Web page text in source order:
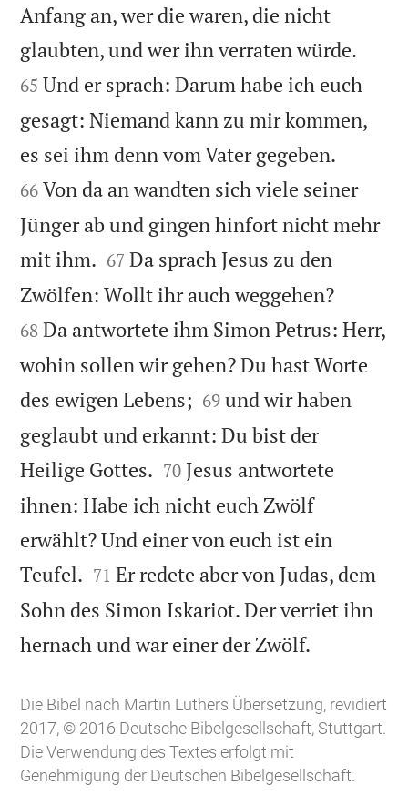
Anfang an, wer die waren, die nicht
glaubten, und wer ihn verraten würde.
65 Und er sprach: Darum habe ich euch
gesagt: Niemand kann zu mir kommen,
es sei ihm denn vom Vater gegeben.
66 Von da an wandten sich viele seiner
Jünger ab und gingen hinfort nicht mehr
mit ihm. 

67 Da sprach Jesus zu den
Zwölfen: Wollt ihr auch weggehen?
68 Da antwortete ihm Simon Petrus: Herr,
wohin sollen wir gehen? Du hast Worte
des ewigen Lebens; 

69 und wir haben
geglaubt und erkannt: Du bist der
Heilige Gottes. 

70 Jesus antwortete
ihnen: Habe ich nicht euch Zwölf
erwählt? Und einer von euch ist ein
Teufel. 

71 Er redete aber von Judas, dem
Sohn des Simon Iskariot. Der verriet ihn
hernach und war einer der Zwölf.
Die Bibel nach Martin Luthers Übersetzung, revidiert
2017, © 2016 Deutsche Bibelgesellschaft, Stuttgart.
Die Verwendung des Textes erfolgt mit
Genehmigung der Deutschen Bibelgesellschaft.